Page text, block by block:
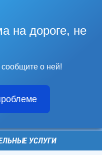
на дороге, не
о ней!
УСЛУГИ